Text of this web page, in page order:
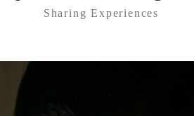
Sharing Experiences